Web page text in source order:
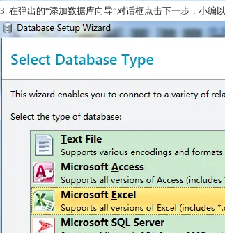
3. 在弹出的“添加数据库向导”对话框点击下一步，小编